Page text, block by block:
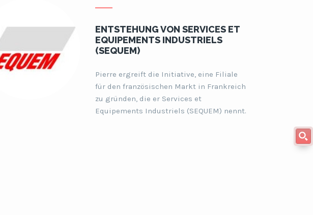
ENTSTEHUNG VON SERVICES ET
EQUIPEMENTS INDUSTRIELS
(SEQUEM)
Pierre ergreift die Initiative, eine Filiale
für den französischen Markt in Frankreich
zu gründen, die er Services et
Equipements Industriels (SEQUEM) nennt.